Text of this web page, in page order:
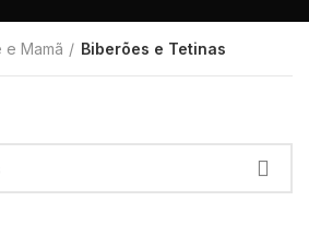
e Mamã Biberões e Tetinas